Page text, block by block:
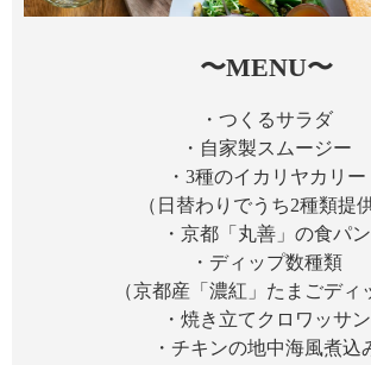
〜MENU〜
・つくるサラダ
・自家製スムージー
・3種のイカリヤカリー
（日替わりでうち2種類提供
・京都「丸善」の食パン
・ディップ数種類
（京都産「濃紅」たまごディ
・焼き立てクロワッサン
・チキンの地中海風煮込